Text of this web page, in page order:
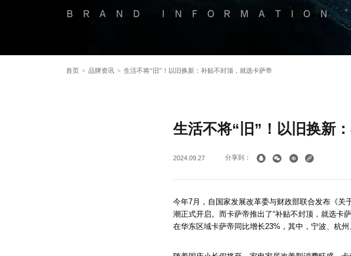
BRAND INFORMATION
首页 > 品牌资讯 > 生活不将“旧”！以旧换新：补贴不封顶，就选卡萨帝
生活不将“旧”！以旧换新
2024.09.27 分享到：
今年7月，自国家发展改革委与财政部联合发布《
潮正式开启。而卡萨帝推出了“补贴不封顶，就选卡
在华东区域卡萨帝同比增长23%，其中，宁波、杭